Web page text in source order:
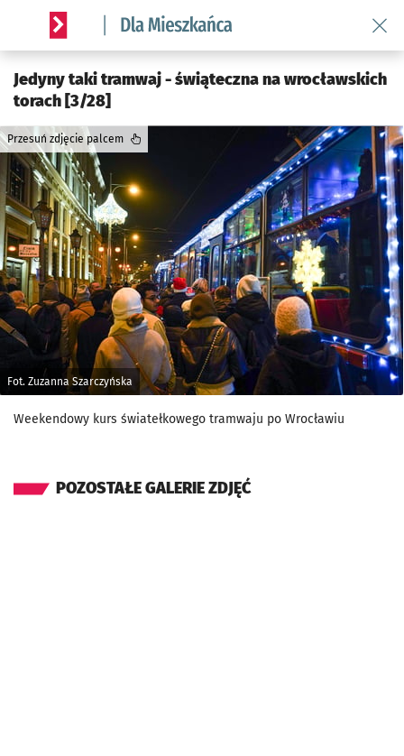
Serwis informacyjny wroclaw.pl podserwis: Dla mieszkańca
Jedyny taki tramwaj - świąteczna na wrocławskich
torach [3/28]
Fot. Zuzanna Szarczyńska
Przesuń zdjęcie palcem
Weekendowy kurs światełkowego tramwaju po Wrocławiu
POZOSTAŁE GALERIE ZDJĘĆ